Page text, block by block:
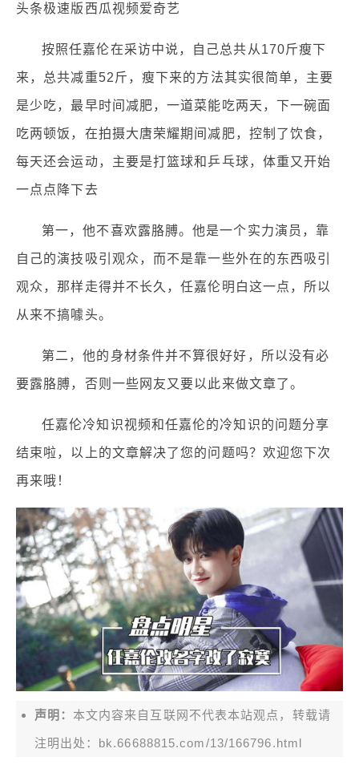
头条极速版西瓜视频爱奇艺
按照任嘉伦在采访中说，自己总共从170斤瘦下
来，总共减重52斤，瘦下来的方法其实很简单，主要
是少吃，最早时间减肥，一道菜能吃两天，下一碗面
吃两顿饭，在拍摄大唐荣耀期间减肥，控制了饮食，
每天还会运动，主要是打篮球和乒乓球，体重又开始
一点点降下去
第一，他不喜欢露胳膊。他是一个实力演员，靠
自己的演技吸引观众，而不是靠一些外在的东西吸引
观众，那样走得并不长久，任嘉伦明白这一点，所以
从来不搞噱头。
第二，他的身材条件并不算很好好，所以没有必
要露胳膊，否则一些网友又要以此来做文章了。
任嘉伦冷知识视频和任嘉伦的冷知识的问题分享
结束啦，以上的文章解决了您的问题吗？欢迎您下次
再来哦！
声明： 本文内容来自互联网不代表本站观点，转载请
注明出处：bk.66688815.com/13/166796.html